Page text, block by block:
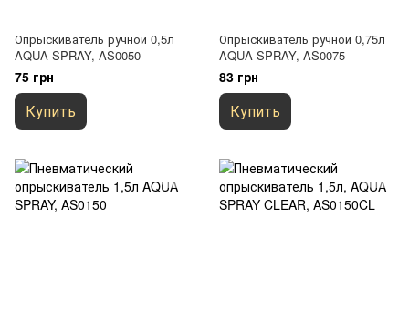
Опрыскиватель ручной 0,5л
AQUA SPRAY, AS0050
75 грн
Купить
Опрыскиватель ручной 0,75л
AQUA SPRAY, AS0075
83 грн
Купить